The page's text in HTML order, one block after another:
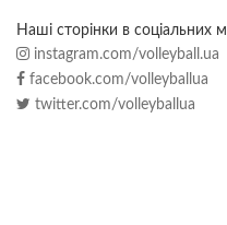
Наші сторінки в соціальних
instagram.com/volleyball.ua
facebook.com/volleyballua
twitter.com/volleyballua